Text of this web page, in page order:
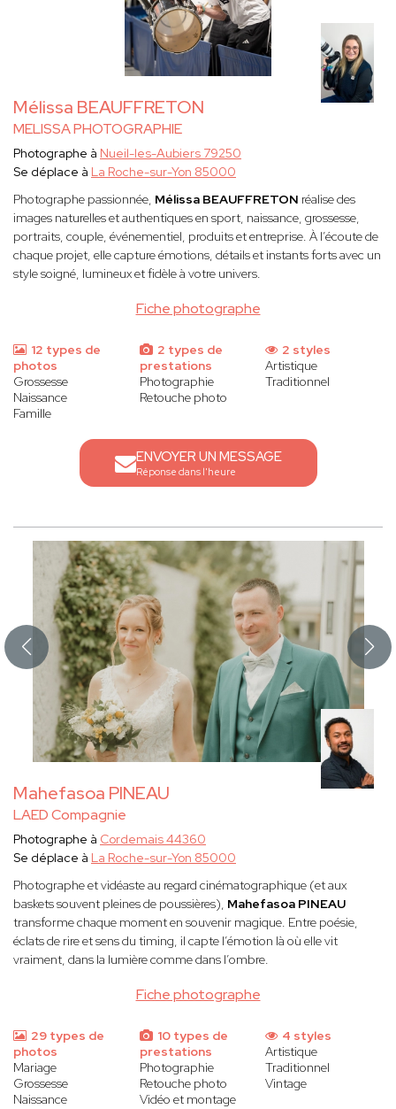
Mélissa BEAUFFRETON
MELISSA PHOTOGRAPHIE
Fiche photographe
Photographe à Nueil-les-Aubiers 79250
Se déplace à La Roche-sur-Yon 85000
Photographe passionnée, Mélissa BEAUFFRETON réalise des
images naturelles et authentiques en sport, naissance, grossesse,
portraits, couple, événementiel, produits et entreprise. À l’écoute de
chaque projet, elle capture émotions, détails et instants forts avec un
style soigné, lumineux et fidèle à votre univers.
12 types de
photos
Grossesse
Naissance
Famille
2 types de
prestations
Photographie
Retouche photo
2 styles
Artistique
Traditionnel
ENVOYER UN MESSAGE
Réponse dans l'heure
Mahefasoa PINEAU
LAED Compagnie
Fiche photographe
Photographe à Cordemais 44360
Se déplace à La Roche-sur-Yon 85000
Photographe et vidéaste au regard cinématographique (et aux
baskets souvent pleines de poussières), Mahefasoa PINEAU
transforme chaque moment en souvenir magique. Entre poésie,
éclats de rire et sens du timing, il capte l’émotion là où elle vit
vraiment, dans la lumière comme dans l’ombre.
29 types de
photos
Mariage
Grossesse
Naissance
10 types de
prestations
Photographie
Retouche photo
Vidéo et montage
4 styles
Artistique
Traditionnel
Vintage